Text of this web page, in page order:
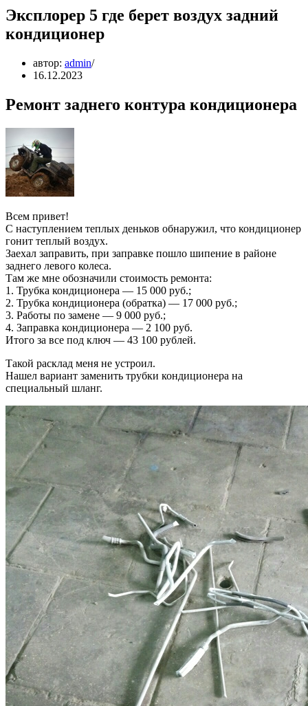
Эксплорер 5 где берет воздух задний
кондиционер
автор: admin
16.12.2023
Ремонт заднего контура кондиционера
Всем привет!
С наступлением теплых деньков обнаружил, что кондиционер
гонит теплый воздух.
Заехал заправить, при заправке пошло шипение в районе
заднего левого колеса.
Там же мне обозначили стоимость ремонта:
1. Трубка кондиционера — 15 000 руб.;
2. Трубка кондиционера (обратка) — 17 000 руб.;
3. Работы по замене — 9 000 руб.;
4. Заправка кондиционера — 2 100 руб.
Итого за все под ключ — 43 100 рублей.
Такой расклад меня не устроил.
Нашел вариант заменить трубки кондиционера на
специальный шланг.